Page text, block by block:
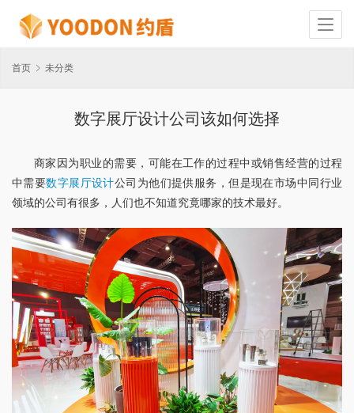
首页 未分类
数字展厅设计公司该如何选择
商家因为职业的需要，可能在工作的过程中或销售经营的过程
中需要数字展厅设计公司为他们提供服务，但是现在市场中同行业
领域的公司有很多，人们也不知道究竟哪家的技术最好。